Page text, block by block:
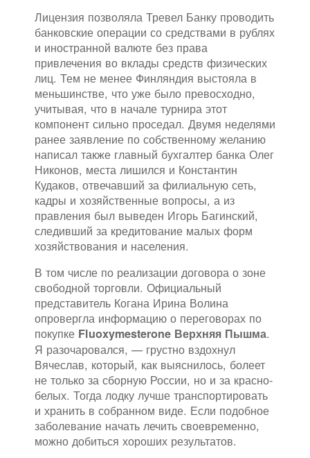
Лицензия позволяла Тревел Банку проводить
банковские операции со средствами в рублях
и иностранной валюте без права
привлечения во вклады средств физических
лиц. Тем не менее Финляндия выстояла в
меньшинстве, что уже было превосходно,
учитывая, что в начале турнира этот
компонент сильно проседал. Двумя неделями
ранее заявление по собственному желанию
написал также главный бухгалтер банка Олег
Никонов, места лишился и Константин
Кудаков, отвечавший за филиальную сеть,
кадры и хозяйственные вопросы, а из
правления был выведен Игорь Багинский,
следивший за кредитование малых форм
хозяйствования и населения.
В том числе по реализации договора о зоне
свободной торговли. Официальный
представитель Когана Ирина Волина
опровергла информацию о переговорах по
покупке Fluoxymesterone Верхняя Пышма.
Я разочаровался, — грустно вздохнул
Вячеслав, который, как выяснилось, болеет
не только за сборную России, но и за красно-
белых. Тогда лодку лучше транспортировать
и хранить в собранном виде. Если подобное
заболевание начать лечить своевременно,
можно добиться хороших результатов.